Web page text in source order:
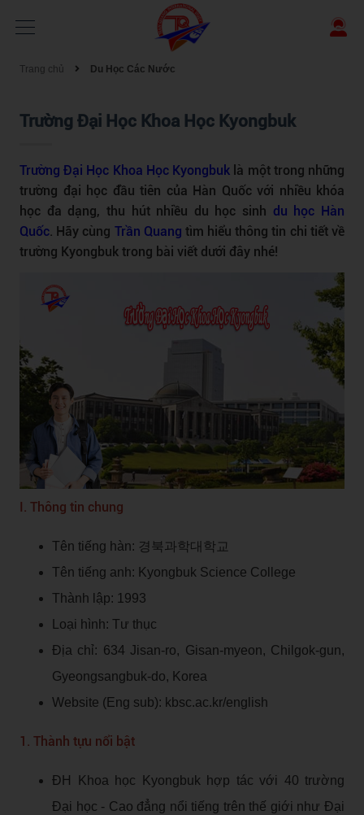
Trang chủ Du Học Các Nước
Trường Đại Học Khoa Học Kyongbuk
Trường Đại Học Khoa Học Kyongbuk là một trong những
trường đại học đầu tiên của Hàn Quốc với nhiều khóa
học đa dạng, thu hút nhiều du học sinh du học Hàn
Quốc. Hãy cùng Trần Quang tìm hiểu thông tin chi tiết về
trường Kyongbuk trong bài viết dưới đây nhé!
I. Thông tin chung
Tên tiếng hàn: 경북과학대학교
Tên tiếng anh: Kyongbuk Science College
Thành lập: 1993
Loại hình: Tư thục
Địa chỉ: 634 Jisan-ro, Gisan-myeon, Chilgok-gun,
Gyeongsangbuk-do, Korea
Website (Eng sub): kbsc.ac.kr/english
1. Thành tựu nổi bật
ĐH Khoa học Kyongbuk hợp tác với 40 trường
Đại học - Cao đẳng nổi tiếng trên thế giới như Đại